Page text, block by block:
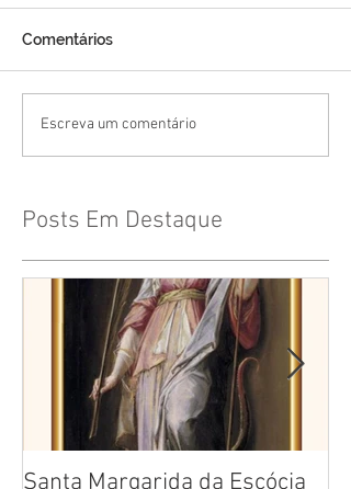
Comentários
Escreva um comentário
Posts Em Destaque
Santa Margarida da Escócia